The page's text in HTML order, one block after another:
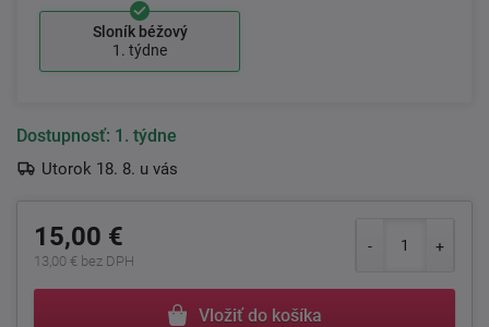
Sloník béžový
1. týdne
Dostupnosť: 1. týdne
Utorok 18. 8. u vás
15,00 €
13,00 € bez DPH
Vložiť do košíka